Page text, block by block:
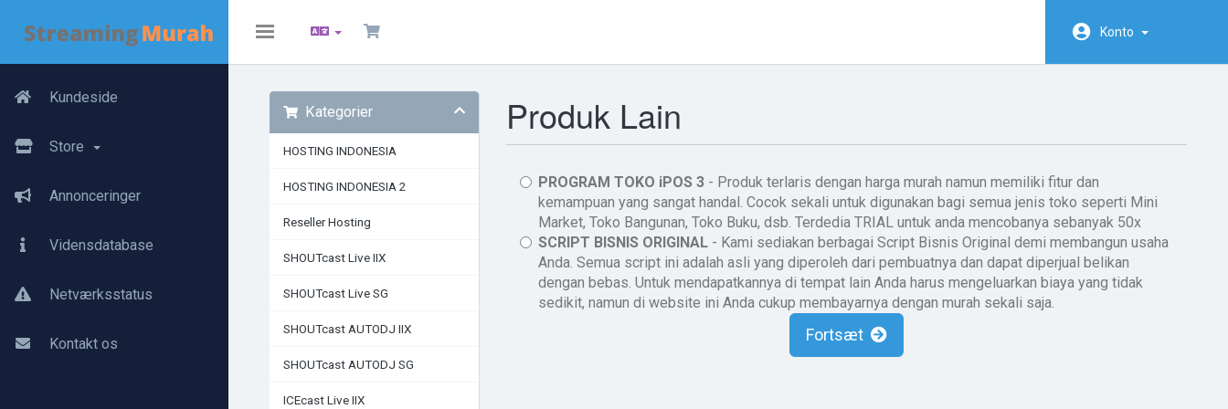
Toggle
Konto
Kundeside
Store
Annonceringer
Vidensdatabase
Netværksstatus
Kontakt os
Produk Lain
Kategorier
HOSTING INDONESIA
HOSTING INDONESIA 2
Reseller Hosting
SHOUTcast Live IIX
SHOUTcast Live SG
SHOUTcast AUTODJ IIX
SHOUTcast AUTODJ SG
ICEcast Live IIX
PROGRAM TOKO iPOS 3- Produk terlaris dengan harga murah namun memiliki fitur dan
kemampuan yang sangat handal. Cocok sekali untuk digunakan bagi semua jenis toko seperti Mini
Market, Toko Bangunan, Toko Buku, dsb. Terdedia TRIAL untuk anda mencobanya sebanyak 50x
SCRIPT BISNIS ORIGINAL- Kami sediakan berbagai Script Bisnis Original demi membangun usaha
Anda. Semua script ini adalah asli yang diperoleh dari pembuatnya dan dapat diperjual belikan
dengan bebas. Untuk mendapatkannya di tempat lain Anda harus mengeluarkan biaya yang tidak
sedikit, namun di website ini Anda cukup membayarnya dengan murah sekali saja.
Fortsæt